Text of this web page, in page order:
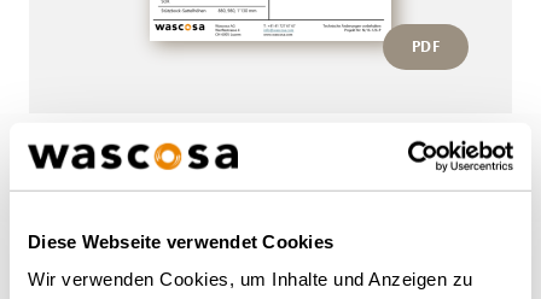
Diese Webseite verwendet Cookies
Wir verwenden Cookies, um Inhalte und Anzeigen zu
PDF
Weitere Wagen von diesem
Typ